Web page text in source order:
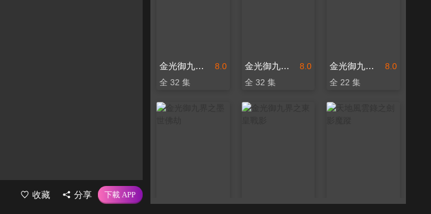
收藏 分享
8.0
金光御九界之鬼途奇行錄
全 32 集
8.0
金光御九界之墨武俠鋒
全 32 集
8.0
金光御九界之墨邪錄
全 22 集